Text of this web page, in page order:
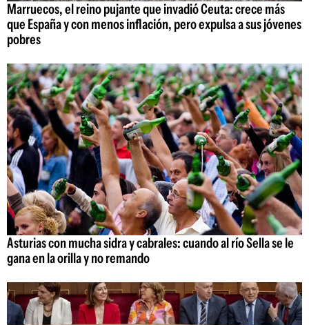
Marruecos, el reino pujante que invadió Ceuta: crece más
que España y con menos inflación, pero expulsa a sus jóvenes
pobres
Asturias con mucha sidra y cabrales: cuando al río Sella se le
gana en la orilla y no remando